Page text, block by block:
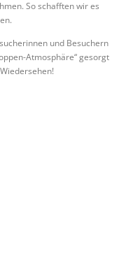
So schafften wir es
und Besuchern
Atmosphäre“ gesorgt